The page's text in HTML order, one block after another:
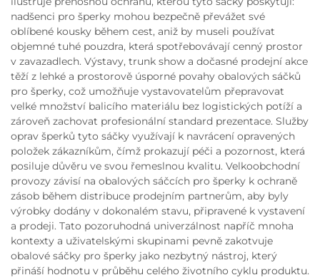
nadšenci pro šperky mohou bezpečně převážet své
oblíbené kousky během cest, aniž by museli používat
objemné tuhé pouzdra, která spotřebovávají cenný prostor
v zavazadlech. Výstavy, trunk show a dočasné prodejní akce
těží z lehké a prostorově úsporné povahy obalových sáčků
pro šperky, což umožňuje vystavovatelům přepravovat
velké množství balicího materiálu bez logistických potíží a
zároveň zachovat profesionální standard prezentace. Služby
oprav šperků tyto sáčky využívají k navrácení opravených
položek zákazníkům, čímž prokazují péči a pozornost, která
posiluje důvěru ve svou řemeslnou kvalitu. Velkoobchodní
provozy závisí na obalových sáčcích pro šperky k ochraně
zásob během distribuce prodejním partnerům, aby byly
výrobky dodány v dokonalém stavu, připravené k vystavení
a prodeji. Tato pozoruhodná univerzálnost napříč mnoha
kontexty a uživatelskými skupinami pevně zakotvuje
obalové sáčky pro šperky jako nezbytný nástroj, který
přináší hodnotu v průběhu celého životního cyklu produktu.